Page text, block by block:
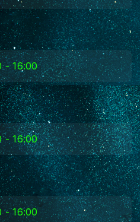
- 16:00
- 16:00
- 16:00